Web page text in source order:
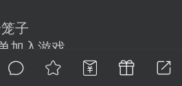
你期望的功能等
作者进行反馈
子
加入游戏